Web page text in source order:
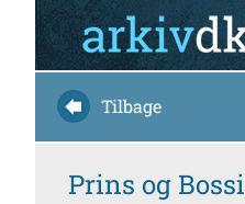
Tilbage
Prins og Bossi